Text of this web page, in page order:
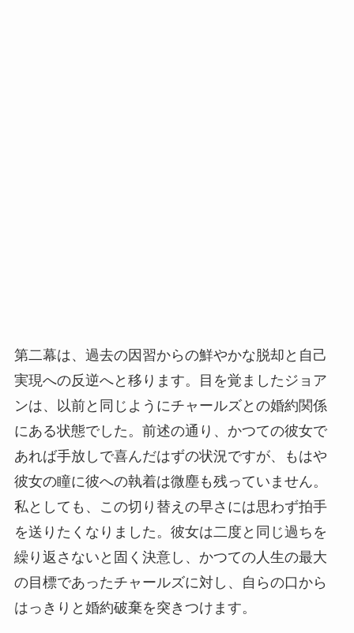
第二幕は、過去の因習からの鮮やかな脱却と自己
実現への反逆へと移ります。目を覚ましたジョア
ンは、以前と同じようにチャールズとの婚約関係
にある状態でした。前述の通り、かつての彼女で
あれば手放しで喜んだはずの状況ですが、もはや
彼女の瞳に彼への執着は微塵も残っていません。
私としても、この切り替えの早さには思わず拍手
を送りたくなりました。彼女は二度と同じ過ちを
繰り返さないと固く決意し、かつての人生の最大
の目標であったチャールズに対し、自らの口から
はっきりと婚約破棄を突きつけます。